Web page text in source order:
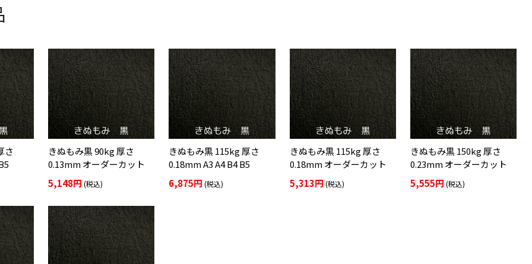
さ
きぬもみ黒 90kg 厚さ
0.13mm オーダーカット
5,148円(税込)
きぬもみ黒 115kg 厚さ
0.18mm A3 A4 B4 B5
6,875円(税込)
きぬもみ黒 115kg 厚さ
0.18mm オーダーカット
5,313円 (税込)
きぬもみ黒 150kg 厚さ
0.23mm オーダーカット
5,555円 (税込)